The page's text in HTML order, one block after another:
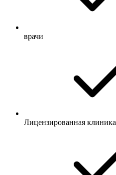
врачи
Лицензированная клиника